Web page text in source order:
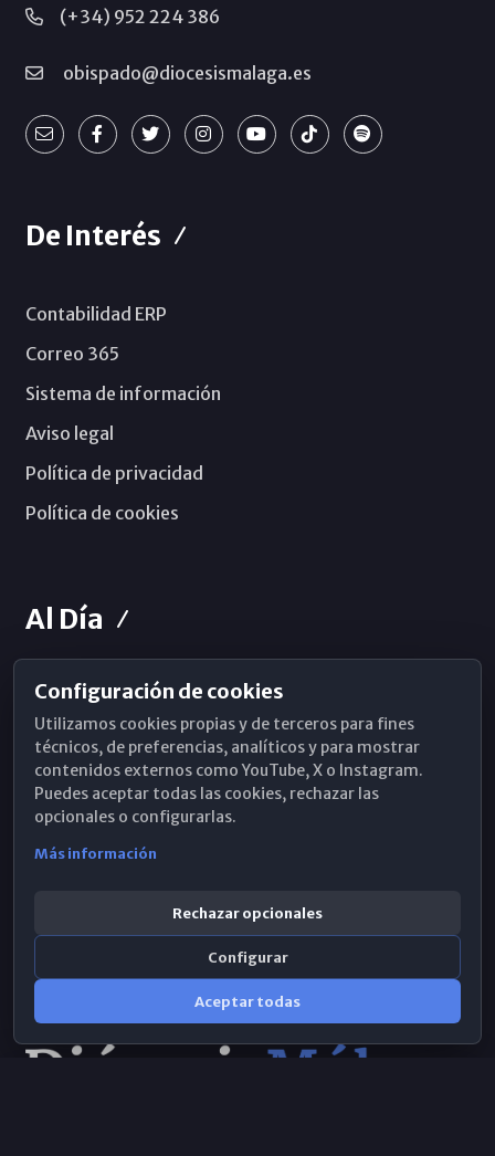
(+34) 952 224 386
obispado@diocesismalaga.es
De Interés
Contabilidad ERP
Correo 365
Sistema de información
Aviso legal
Política de privacidad
Política de cookies
Al Día
Horarios de Misa
Hemeroteca
WhatsApp
Configuración de cookies
Utilizamos cookies propias y de terceros para fines
técnicos, de preferencias, analíticos y para mostrar
contenidos externos como YouTube, X o Instagram.
Puedes aceptar todas las cookies, rechazar las
opcionales o configurarlas.
Más información
Rechazar opcionales
Configurar
Aceptar todas